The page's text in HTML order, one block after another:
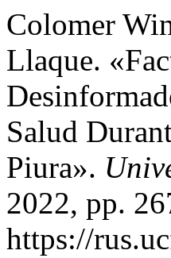
Colomer
Llaque.
Salud
Piura».
2022, pp.
https://